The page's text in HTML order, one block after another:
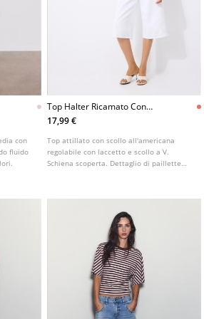
con
fluido
Top Halter Ricamato Con
Brillanti
17,99 €
Top attillato con scollo all'americana
regolabile con laccetto e scollo a V.
Schiena scoperta. Dettaglio di paillette